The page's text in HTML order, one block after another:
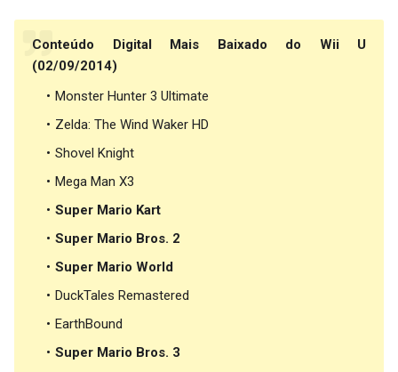
Conteúdo Digital Mais Baixado do Wii U
(02/09/2014)
Monster Hunter 3 Ultimate
Zelda: The Wind Waker HD
Shovel Knight
Mega Man X3
Super Mario Kart
Super Mario Bros. 2
Super Mario World
DuckTales Remastered
EarthBound
Super Mario Bros. 3